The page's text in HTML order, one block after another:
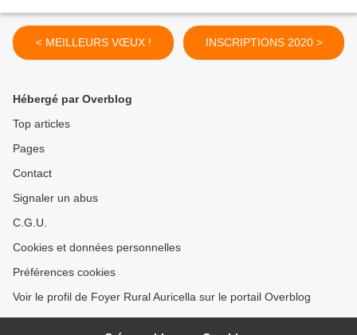
< MEILLEURS VŒUX ! INSCRIPTIONS 2020 >
Hébergé par Overblog
Top articles
Pages
Contact
Signaler un abus
C.G.U.
Cookies et données personnelles
Préférences cookies
Voir le profil de Foyer Rural Auricella sur le portail Overblog